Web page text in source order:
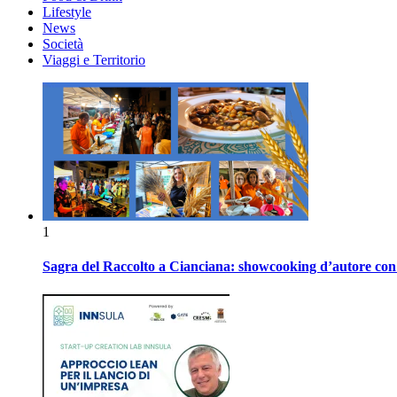
Lifestyle
News
Società
Viaggi e Territorio
1
Sagra del Raccolto a Cianciana: showcooking d’autore